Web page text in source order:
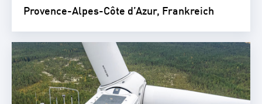
Provence-Alpes-Côte d’Azur, Frankreich